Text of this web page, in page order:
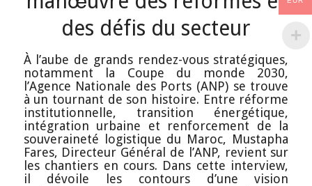
des défis du secteur
À l’aube de grands rendez-vous stratégiques,
notamment la Coupe du monde 2030,
l’Agence Nationale des Ports (ANP) se trouve
à un tournant de son histoire. Entre réforme
institutionnelle, transition énergétique,
intégration urbaine et renforcement de la
souveraineté logistique du Maroc, Mustapha
Fares, Directeur Général de l’ANP, revient sur
les chantiers en cours. Dans cette interview,
il dévoile les contours d’une vision